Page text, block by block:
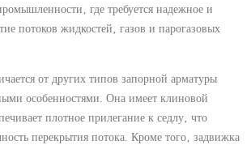
где требуется надежное и
потоков жидкостей‚ газов и парогазовых
от других типов запорной арматуры
особенностями. Она имеет клиновой
плотное прилегание к седлу‚ что
перекрытия потока. Кроме того‚ задвижка